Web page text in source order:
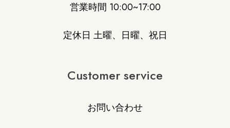
営業時間 10:00~17:00
定休日 土曜、日曜、祝日
Customer service
お問い合わせ